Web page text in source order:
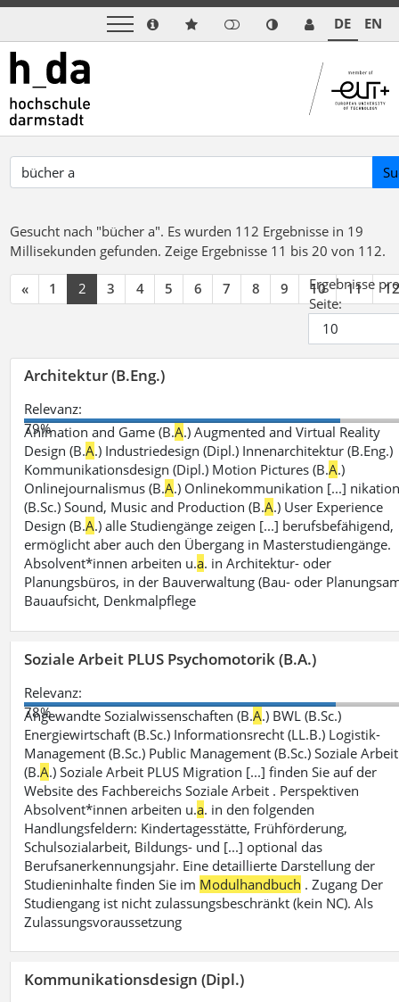
DE EN
Gesucht nach "bücher a". Es wurden 112 Ergebnisse in 19
Millisekunden gefunden.Zeige Ergebnisse 11 bis 20 von 112.
« 1 2 3 4 5 6 7 8 9 10 11 12
Ergebnisse pro
Seite:
Architektur (B.Eng.)
Relevanz:
79%
Animation and Game (B.A.) Augmented and Virtual Reality
Design (B.A.) Industriedesign (Dipl.) Innenarchitektur (B.Eng.)
Kommunikationsdesign (Dipl.) Motion Pictures (B.A.)
Onlinejournalismus (B.A.) Onlinekommunikation [...]
(B.Sc.) Sound, Music and Production (B.A.) User Experience
Design (B.A.) alle Studiengänge zeigen [...] berufsbefähigend,
ermöglicht aber auch den Übergang in Masterstudiengänge.
Absolvent*innen arbeiten u.a. in Architektur- oder
Planungsbüros, in der Bauverwaltung (Bau- oder
Bauaufsicht, Denkmalpflege
Soziale Arbeit PLUS Psychomotorik (B.A.)
Relevanz:
78%
Angewandte Sozialwissenschaften (B.A.) BWL (B.Sc.)
Energiewirtschaft (B.Sc.) Informationsrecht (LL.B.) Logistik-
Management (B.Sc.) Public Management (B.Sc.) Soziale Arbeit
(B.A.) Soziale Arbeit PLUS Migration [...] finden Sie auf der
Website des Fachbereichs Soziale Arbeit . Perspektiven
Absolvent*innen arbeiten u.a. in den folgenden
Handlungsfeldern: Kindertagesstätte, Frühförderung,
Schulsozialarbeit, Bildungs- und [...] optional das
Berufsanerkennungsjahr. Eine detaillierte Darstellung der
Studieninhalte finden Sie im Modulhandbuch . Zugang Der
Studiengang ist nicht zulassungsbeschränkt (kein NC). Als
Zulassungsvoraussetzung
Kommunikationsdesign (Dipl.)